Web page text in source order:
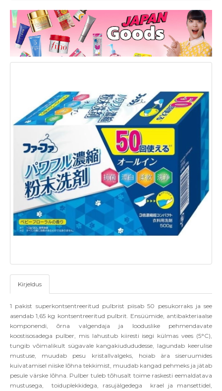
Kirjeldus
1 pakist superkontsentreeritud pulbrist piisab 50 pesukorraks ja see
asendab 1,65 kg kontsentreeritud pulbrit. Ensüümide, antibakteriaalse
komponendi, õrna valgendaja ja looduslike pehmendavate
koostisosadega pulber, mis lahustub kiiresti isegi külmas vees (5°C),
tungib võimalikult sügavale kangakiudududesse, lagundab keerulise
mustuse, muudab pesu kristallvalgeks, hoiab ära siseruumides
kuivatamisel niiske lõhna tekkimist, muudab kangad pehmeks ja jätab
pesule värske lõhna. Pulber tuleb tõhusalt toime raskesti eemaldatava
mustusega, toiduplekkidega, rasujälgedega krael ja mansettidel,